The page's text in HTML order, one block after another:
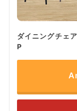
ダイニングチ
P